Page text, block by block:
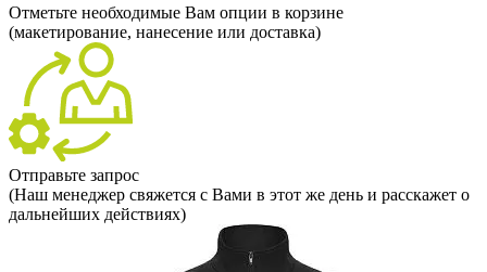
Отметьте необходимые Вам опции в корзине
(макетирование, нанесение или доставка)
Отправьте запрос
(Наш менеджер свяжется с Вами в этот же день и расскажет о
дальнейших действиях)